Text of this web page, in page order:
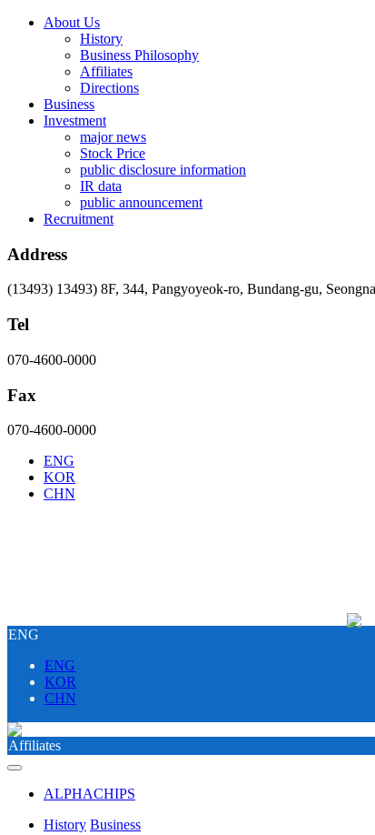
About Us
History
Business Philosophy
Affiliates
Directions
Business
Investment
major news
Stock Price
public disclosure information
IR data
public announcement
Recruitment
Address
(13493) 13493) 8F, 344, Pangyoyeok-ro, Bundang-gu,
Tel
070-4600-0000
Fax
070-4600-0000
ENG
KOR
CHN
ENG
ENG
KOR
CHN
Affiliates
ALPHACHIPS
History Business